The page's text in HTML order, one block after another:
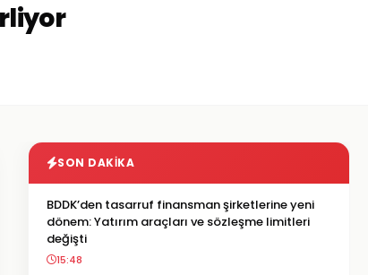
SON DAKIKA
BDDK’den tasarruf finansman şirketlerine yeni
dönem: Yatırım araçları ve sözleşme limitleri
değişti
15:48